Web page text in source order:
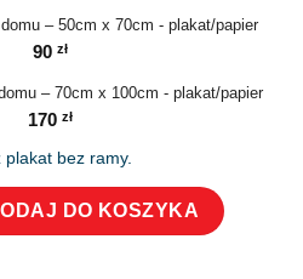
– 50cm x 70cm - plakat/papier
90 zł
– 70cm x 100cm - plakat/papier
170 zł
plakat bez ramy.
o domu
DO KOSZYKA